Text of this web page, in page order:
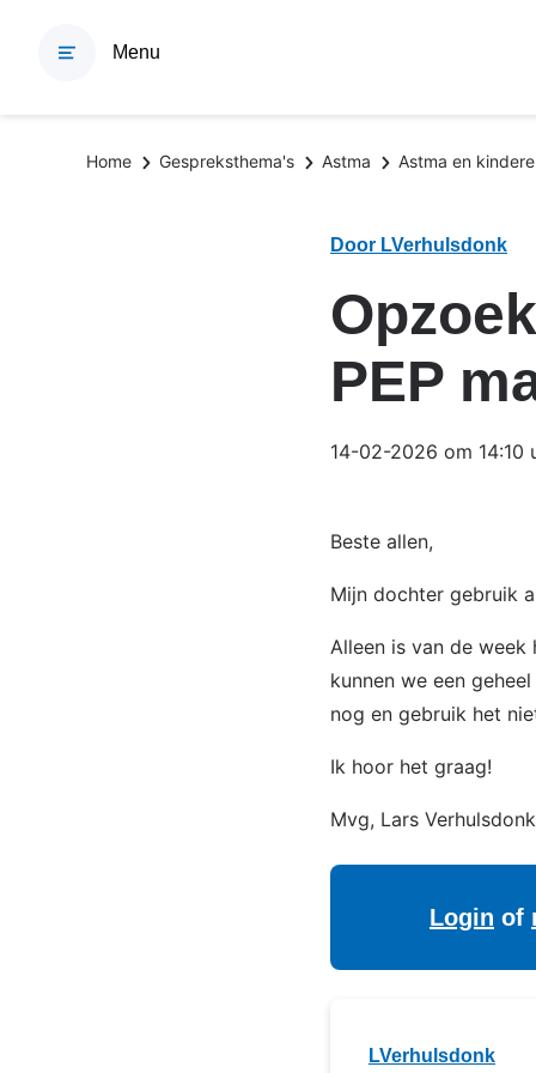
Menu
Kruimelpad
Home Gespreksthema's Astma Astma en
Door LVerhulsdonk
PEP
14-02-2026 om 14:10
Beste allen,
Mijn dochter gebruik
Alleen is van de
kunnen we een
nog en gebruik het
Ik hoor het graag!
Mvg, Lars Verhulsdonk
Login of
LVerhulsdonk